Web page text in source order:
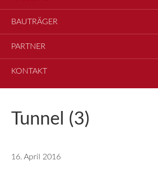
BAUTRÄGER
PARTNER
KONTAKT
Tunnel (3)
16. April 2016